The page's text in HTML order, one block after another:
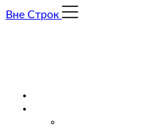
Skip
Вне Строк